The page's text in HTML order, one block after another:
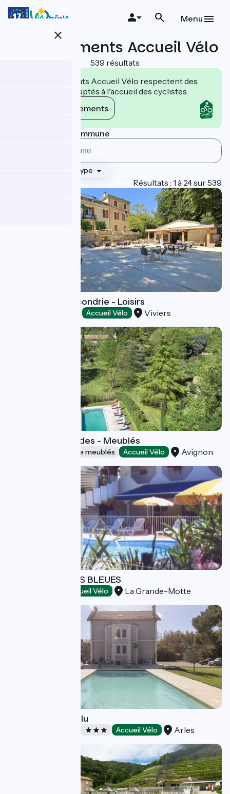
Aller
close
Menu
Hébergements Accueil Vélo
539 résultats
Les établissements Accueil Vélo respectent des
engagements adaptés à l'accueil des cyclistes.
Voir les engagements
Rechercher par commune
Type
Résultats : 1 à 24 sur 539
Camping Rochecondrie - Loisirs
Accueil Vélo Viviers
Domaine de Rhodes - Meublés
Gîtes et locations de meublés Accueil Vélo Avignon
HOTEL LES RIVES BLEUES
Accueil Vélo La Grande-Motte
Chambre Maébrilu
Accueil Vélo Arles